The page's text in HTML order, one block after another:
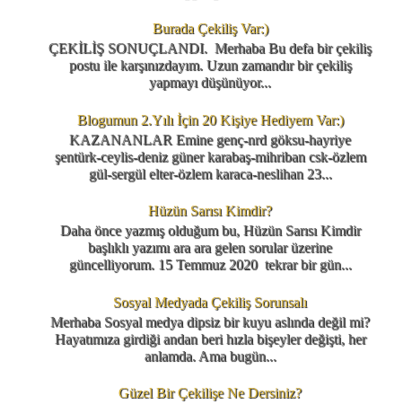
Burada Çekiliş Var:)
ÇEKİLİŞ SONUÇLANDI. Merhaba Bu defa bir çekiliş
postu ile karşınızdayım. Uzun zamandır bir çekiliş
yapmayı düşünüyor...
Blogumun 2.Yılı İçin 20 Kişiye Hediyem Var:)
KAZANANLAR Emine genç-nrd göksu-hayriye
şentürk-ceylis-deniz güner karabaş-mihriban csk-özlem
gül-sergül elter-özlem karaca-neslihan 23...
Hüzün Sarısı Kimdir?
Daha önce yazmış olduğum bu, Hüzün Sarısı Kimdir
başlıklı yazımı ara ara gelen sorular üzerine
güncelliyorum. 15 Temmuz 2020 tekrar bir gün...
Sosyal Medyada Çekiliş Sorunsalı
Merhaba Sosyal medya dipsiz bir kuyu aslında değil mi?
Hayatımıza girdiği andan beri hızla bişeyler değişti, her
anlamda. Ama bugün...
Güzel Bir Çekilişe Ne Dersiniz?